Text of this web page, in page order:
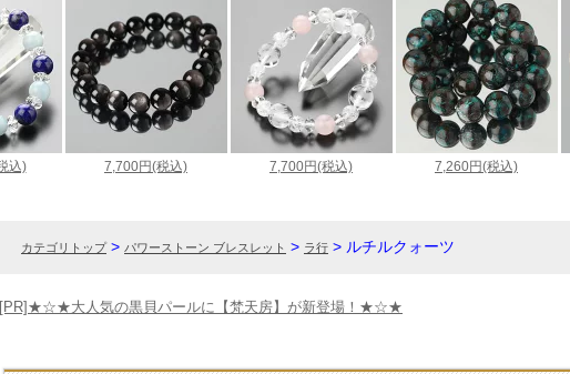
カテゴリトップ> パワーストーン ブレスレット > ラ行 > ルチルクォーツ
[PR]★☆★大人気の黒貝パールに【梵天房】が新登場！★☆★